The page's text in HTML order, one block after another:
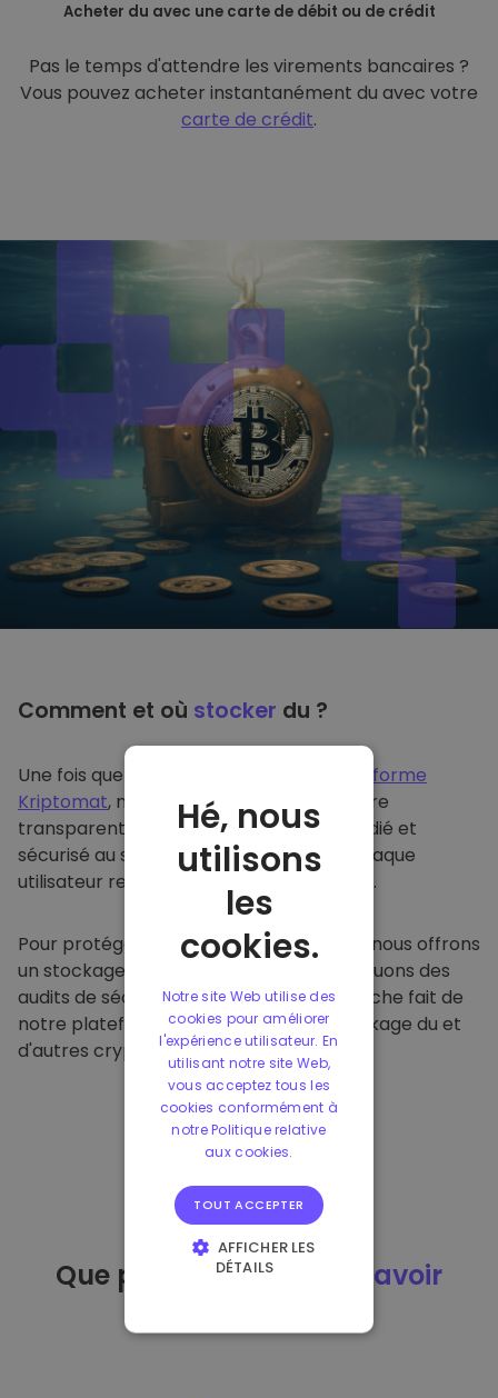
Acheter du avec une carte de débit ou de crédit
Pas le temps d'attendre les virements bancaires ?
Vous pouvez acheter instantanément du avec votre
carte de crédit.
Comment et où stocker du ?
Une fois que vous achetez du sur
la plateforme
Kriptomat, nous le transférons de manière
transparente dans votre portefeuille dédié et
sécurisé au sein de notre plateforme. Chaque
utilisateur reçoit un portefeuille individuel.
Pour protéger nos clients et leurs fonds, nous offrons
un stockage hors ligne sécurisé et effectuons des
audits de sécurité réguliers. Cette approche fait de
notre plateforme un refuge pour le stockage du et
d'autres crypto-monnaies.
Que puis-je faire
après avoir
Hé, nous
utilisons
les
cookies.
Notre site Web utilise des
cookies pour améliorer
l'expérience utilisateur. En
utilisant notre site Web,
vous acceptez tous les
cookies conformément à
notre Politique relative
aux cookies.
TOUT ACCEPTER
AFFICHER LES
DÉTAILS